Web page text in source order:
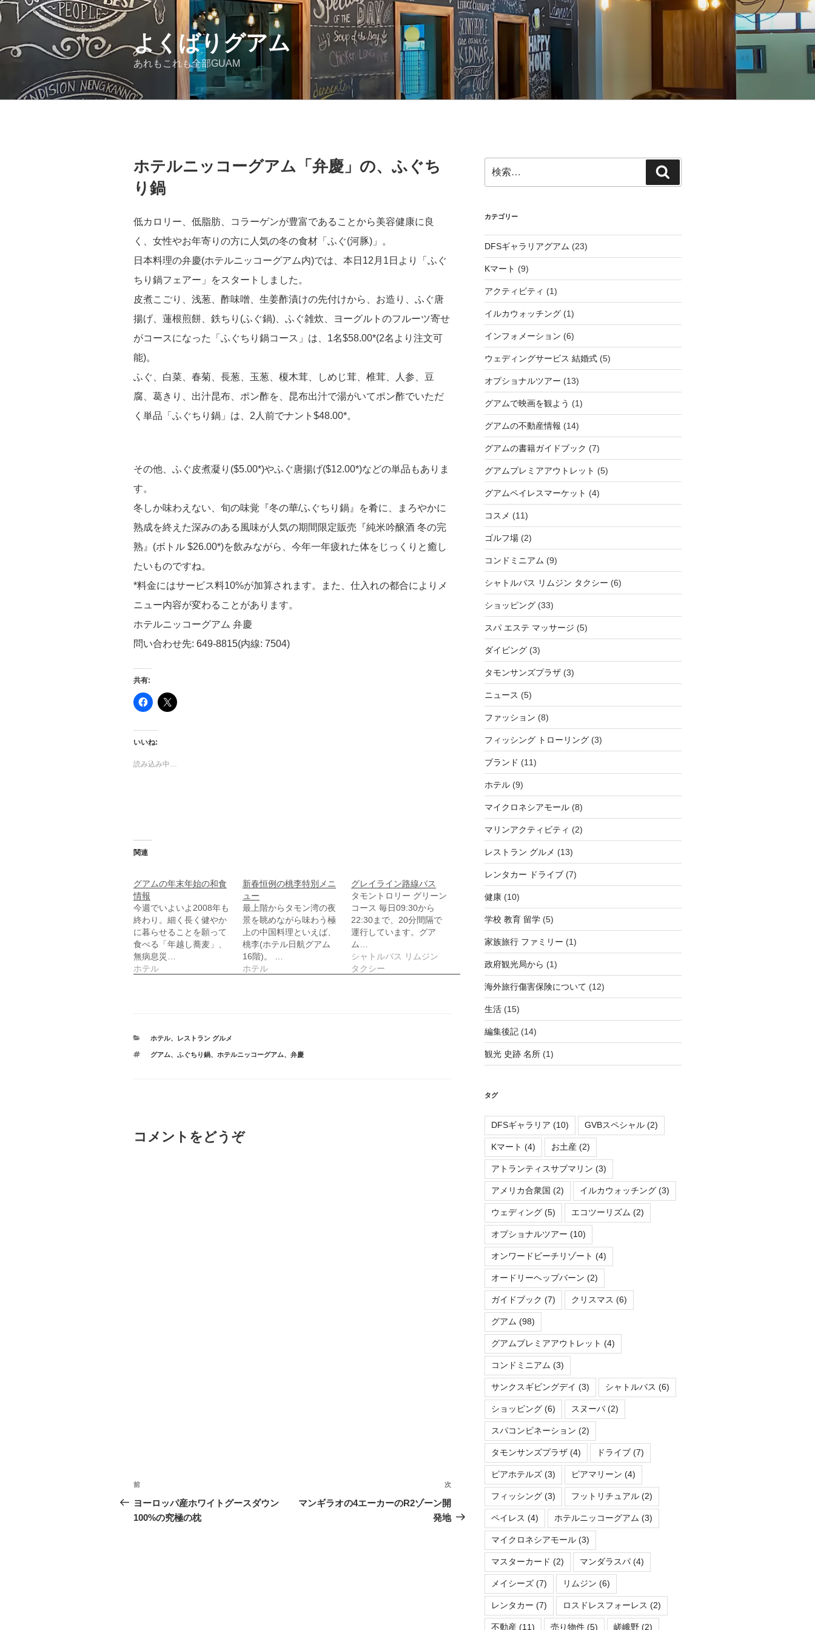
コ
ン
ン
よくばりグアム
あれもこれも全部GUAM
稿
ホテルニッコーグアム「弁慶」の、ふぐち
り鍋
低カロリー、低脂肪、コラーゲンが豊富であることから美容健康に良
く、女性やお年寄りの方に人気の冬の食材「ふぐ(河豚)」。
日本料理の弁慶(ホテルニッコーグアム内)では、本日12月1日より「ふぐ
ちり鍋フェアー」をスタートしました。
皮煮こごり、浅葱、酢味噌、生姜酢漬けの先付けから、お造り、ふぐ唐
揚げ、蓮根煎餅、鉄ちり(ふぐ鍋)、ふぐ雑炊、ヨーグルトのフルーツ寄せ
がコースになった「ふぐちり鍋コース」は、1名$58.00*(2名より注文可
能)。
ふぐ、白菜、春菊、長葱、玉葱、榎木茸、しめじ茸、椎茸、人参、豆
腐、葛きり、出汁昆布、ポン酢を、昆布出汁で湯がいてポン酢でいただ
く単品「ふぐちり鍋」は、2人前でナント$48.00*。
その他、ふぐ皮煮凝り($5.00*)やふぐ唐揚げ($12.00*)などの単品もありま
す。
冬しか味わえない、旬の味覚『冬の華/ふぐちり鍋』を肴に、まろやかに
熟成を終えた深みのある風味が人気の期間限定販売『純米吟醸酒 冬の完
熟』(ボトル $26.00*)を飲みながら、今年一年疲れた体をじっくりと癒し
たいものですね。
*料金にはサービス料10%が加算されます。また、仕入れの都合によりメ
ニュー内容が変わることがあります。
ホテルニッコーグアム 弁慶
問い合わせ先: 649-8815(内線: 7504)
共有:
F
a
b
o
o
で
ク
さ
い
(
新
し
い
ウ
ィ
ン
ド
ウ
で
開
ク
リ
共
す
)
いいね:
読み込み中…
関連
グアムの年末年始の和食
情報
今週でいよいよ2008年も
終わり。細く長く健やか
に暮らせることを願って
食べる「年越し蕎麦」、
無病息災…
ホテル
新春恒例の桃李特別メニ
ュー
最上階からタモン湾の夜
景を眺めながら味わう極
上の中国料理といえば、
桃李(ホテル日航グアム
16階)。 …
ホテル
グレイライン路線バス
タモントロリー グリーン
コース 毎日09:30から
22:30まで、20分間隔で
運行しています。グア
ム…
シャトルバス リムジン
タクシー
カ
ゴ
ホテル、 レストラン グルメ
タ
グアム、 ふぐちり鍋、 ホテルニッコーグアム、 弁慶
コメントをどうぞ
投
稿
ナ
前
の
投
前
ヨーロッパ産ホワイトグースダウン
100%の究極の枕
次
の
投
次
マンギラオの4エーカーのR2ゾーン開
発地
索:
索
カテゴリー
DFSギャラリアグアム (23)
Kマート (9)
アクティビティ (1)
イルカウォッチング(1)
インフォメーション (6)
ウェディングサービス 結婚式(5)
オプショナルツアー (13)
グアムで映画を観よう (1)
グアムの不動産情報 (14)
グアムの書籍ガイドブック (7)
グアムプレミアアウトレット (5)
グアムペイレスマーケット (4)
コスメ (11)
ゴルフ場(2)
コンドミニアム (9)
シャトルバス リムジン タクシー (6)
ショッピング(33)
スパ エステ マッサージ (5)
ダイビング(3)
タモンサンズプラザ(3)
ニュース (5)
ファッション (8)
フィッシング トローリング(3)
ブランド (11)
ホテル(9)
マイクロネシアモール(8)
マリンアクティビティ (2)
レストラン グルメ (13)
レンタカー ドライブ(7)
健康(10)
学校 教育 留学(5)
家族旅行 ファミリー (1)
政府観光局から (1)
海外旅行傷害保険について (12)
生活(15)
編集後記(14)
観光 史跡 名所(1)
タグ
DFSギャラリア (10) GVBスペシャル(2)
Kマート (4) お土産(2)
アトランティスサブマリン (3)
アメリカ合衆国 (2) イルカウォッチング(3)
ウェディング(5) エコツーリズム (2)
オプショナルツアー (10)
オンワードビーチリゾート (4)
オードリーヘップバーン (2)
ガイドブック (7) クリスマス (6)
グアム (98)
グアムプレミアアウトレット (4)
コンドミニアム (3)
サンクスギビングデイ (3) シャトルバス (6)
ショッピング(6) スヌーバ(2)
スパコンビネーション (2)
タモンサンズプラザ(4) ドライブ(7)
ピアホテルズ(3) ピアマリーン (4)
フィッシング(3) フットリチュアル(2)
ペイレス (4) ホテルニッコーグアム (3)
マイクロネシアモール(3)
マスターカード (2) マンダラスパ(4)
メイシーズ(7) リムジン (6)
レンタカー (7) ロスドレスフォーレス (2)
不動産(11) 売り物件(5) 嵯峨野(2)